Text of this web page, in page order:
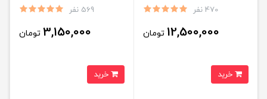
470 نفر
12,500,000 تومان
569 نفر
3,150,000 تومان